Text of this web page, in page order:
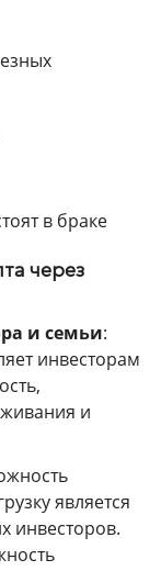
в браке
через
и семьи:
инвесторам
и
является
инвесторов.